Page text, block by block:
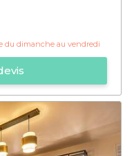
du dimanche au vendredi